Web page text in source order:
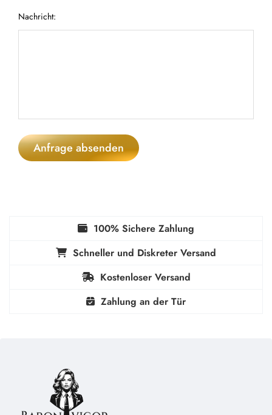
Nachricht:
Anfrage absenden
100% Sichere Zahlung
Schneller und Diskreter Versand
Kostenloser Versand
Zahlung an der Tür